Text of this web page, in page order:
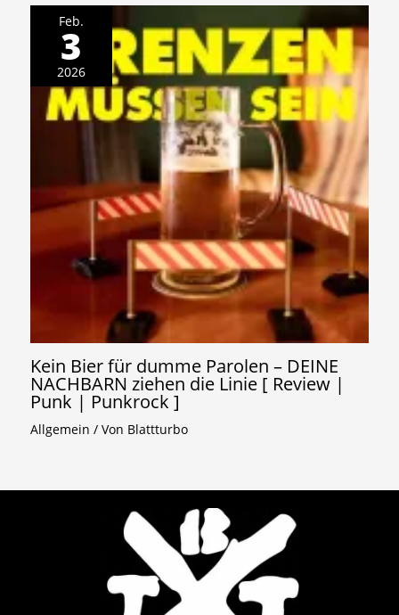
Feb.
3
2026
Kein Bier für dumme Parolen – DEINE
NACHBARN ziehen die Linie [ Review |
Punk | Punkrock ]
Allgemein / Von Blattturbo